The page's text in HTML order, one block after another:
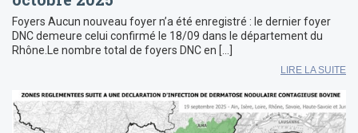
Foyers Aucun nouveau foyer n’a été enregistré : le dernier foyer
DNC demeure celui confirmé le 18/09 dans le département du
Rhône.Le nombre total de foyers DNC en […]
LIRE LA SUITE